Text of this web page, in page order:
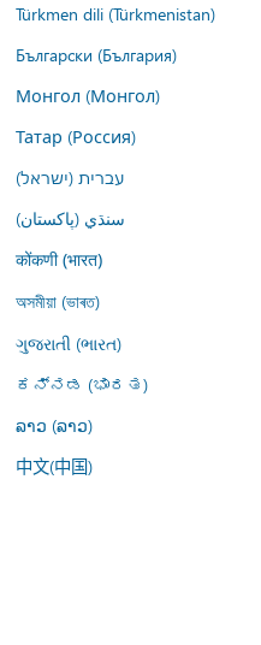
Türkmen dili (Türkmenistan)
Български (България)
Монгол (Монгол)
Татар (Россия)
עברית (ישראל)
سنڌي (پاکستان)
कोंकणी (भारत)
অসমীয়া (ভাৰত)
ગુજરાતી (ભારત)
ಕನ್ನಡ (ಭಾರತ)
ລາວ (ລາວ)
中文(中国)